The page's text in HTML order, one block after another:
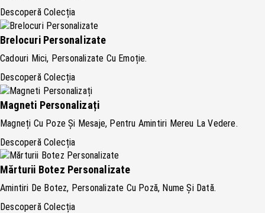
Descoperă Colecția
Brelocuri Personalizate
Cadouri Mici, Personalizate Cu Emoție.
Descoperă Colecția
Magneti Personalizați
Magneți Cu Poze Și Mesaje, Pentru Amintiri Mereu La Vedere.
Descoperă Colecția
Mărturii Botez Personalizate
Amintiri De Botez, Personalizate Cu Poză, Nume Și Dată.
Descoperă Colecția